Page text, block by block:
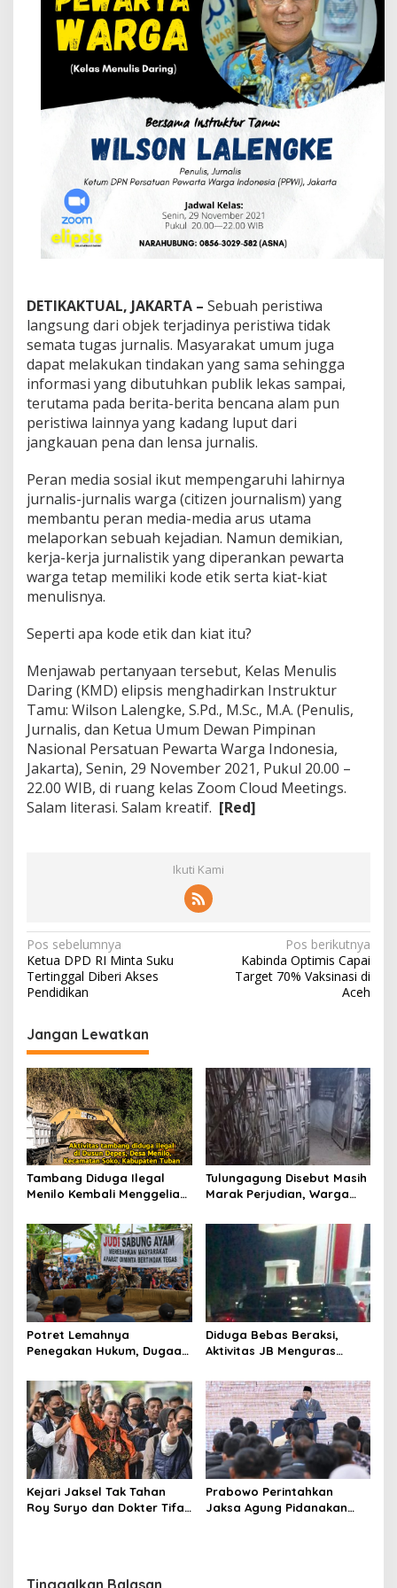
i
s
.
K
l
a
s
M
e
n
s
i
n
g
S
o
l
u
s
n
a
DETIKAKTUAL, JAKARTA – Sebuah peristiwa
langsung dari objek terjadinya peristiwa tidak
semata tugas jurnalis. Masyarakat umum juga
dapat melakukan tindakan yang sama sehingga
informasi yang dibutuhkan publik lekas sampai,
terutama pada berita-berita bencana alam pun
peristiwa lainnya yang kadang luput dari
jangkauan pena dan lensa jurnalis.
Peran media sosial ikut mempengaruhi lahirnya
jurnalis-jurnalis warga (citizen journalism) yang
membantu peran media-media arus utama
melaporkan sebuah kejadian. Namun demikian,
kerja-kerja jurnalistik yang diperankan pewarta
warga tetap memiliki kode etik serta kiat-kiat
menulisnya.
Seperti apa kode etik dan kiat itu?
Menjawab pertanyaan tersebut, Kelas Menulis
Daring (KMD) elipsis menghadirkan Instruktur
Tamu: Wilson Lalengke, S.Pd., M.Sc., M.A. (Penulis,
Jurnalis, dan Ketua Umum Dewan Pimpinan
Nasional Persatuan Pewarta Warga Indonesia,
Jakarta), Senin, 29 November 2021, Pukul 20.00 –
22.00 WIB, di ruang kelas Zoom Cloud Meetings.
Salam literasi. Salam kreatif. [Red]
Ikuti Kami
N
a
v
i
g
a
s
i
p
o
s
Pos sebelumnya
Ketua DPD RI Minta Suku
Tertinggal Diberi Akses
Pendidikan
Pos berikutnya
Kabinda Optimis Capai
Target 70% Vaksinasi di
Aceh
Jangan Lewatkan
Tambang Diduga Ilegal
Menilo Kembali Menggeliat,
Soroti Dugaan Pembiaran
Tulungagung Disebut Masih
Marak Perjudian, Warga
hingga Usut Dugaan Beking
Potret Lemahnya
Penegakan Hukum, Dugaan
Tulungagung Tuai Sorotan
Diduga Bebas Beraksi,
Aktivitas JB Menguras
Bojonegoro Jadi Sorotan
Warga
Kejari Jaksel Tak Tahan
Roy Suryo dan Dokter Tifa,
Prabowo Perintahkan
Jaksa Agung Pidanakan
Tinggalkan Balasan